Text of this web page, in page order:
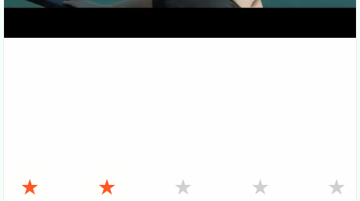
★ ★ ★ ★ ★